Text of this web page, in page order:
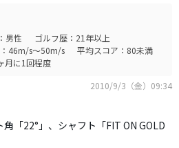
ラインが出しやすくシャフトの
です。打感は硬めで弾きが良い
こもり気味の金属音で好みは分
りに初代ハイボアアイアンの♯4
れ程違和感が無かったのですが
ないかもしれません。
男性
ゴルフ歴：21年以上
46m/s～50m/s
平均スコア：80未満
月に1回程度
2010/9/3（金）09:34
角「22°」、シャフト「FIT ON GOLD